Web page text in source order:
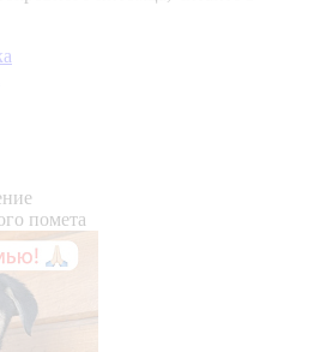
помета